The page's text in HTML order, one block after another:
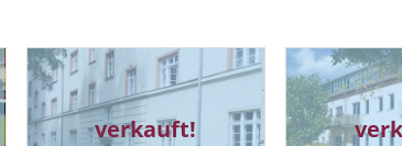
verkauft!